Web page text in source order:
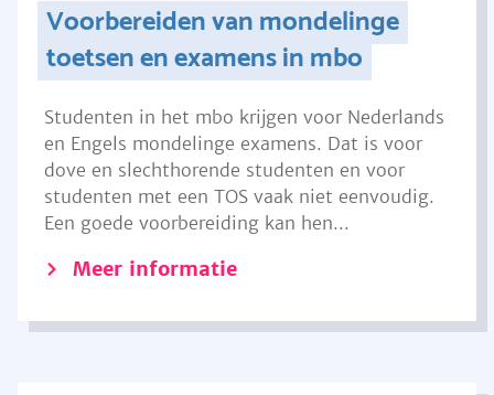
Voorbereiden van mondelinge
toetsen en examens in mbo
Studenten in het mbo krijgen voor Nederlands
en Engels mondelinge examens. Dat is voor
dove en slechthorende studenten en voor
studenten met een TOS vaak niet eenvoudig.
Een goede voorbereiding kan hen...
Meer informatie